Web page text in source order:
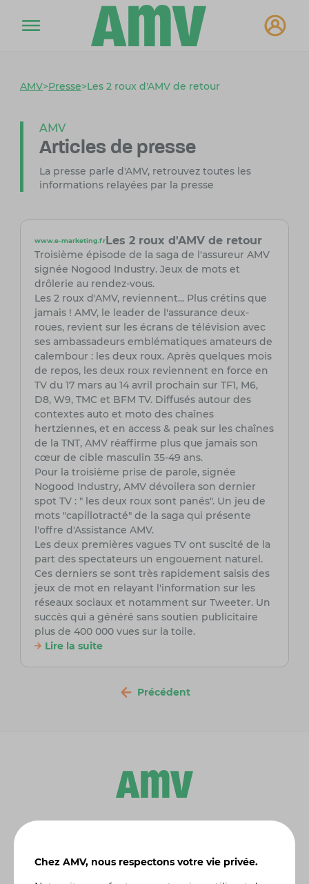
AMV>Presse>Les 2 roux d'AMV de retour
AMV
Articles de presse
La presse parle d'AMV, retrouvez toutes les
informations relayées par la presse
www.e-marketing.frLes 2 roux d'AMV de retour
Troisième épisode de la saga de l'assureur AMV
signée Nogood Industry. Jeux de mots et
drôlerie au rendez-vous.
Les 2 roux d'AMV, reviennent... Plus crétins que
jamais ! AMV, le leader de l'assurance deux-
roues, revient sur les écrans de télévision avec
ses ambassadeurs emblématiques amateurs de
calembour : les deux roux. Après quelques mois
de repos, les deux roux reviennent en force en
TV du 17 mars au 14 avril prochain sur TF1, M6,
D8, W9, TMC et BFM TV. Diffusés autour des
contextes auto et moto des chaînes
hertziennes, et en access & peak sur les chaînes
de la TNT, AMV réaffirme plus que jamais son
cœur de cible masculin 35-49 ans.
Pour la troisième prise de parole, signée
Nogood Industry, AMV dévoilera son dernier
spot TV : " les deux roux sont panés". Un jeu de
mots "capillotracté" de la saga qui présente
l'offre d'Assistance AMV.
Les deux premières vagues TV ont suscité de la
part des spectateurs un engouement naturel.
Ces derniers se sont très rapidement saisis des
jeux de mot en relayant l'information sur les
réseaux sociaux et notamment sur Tweeter. Un
succès qui a généré sans soutien publicitaire
plus de 400 000 vues sur la toile.
Lire la suite
Précédent
particuliers :assurance auto, assurance habitation,
Chez AMV, nous respectons votre vie privée.